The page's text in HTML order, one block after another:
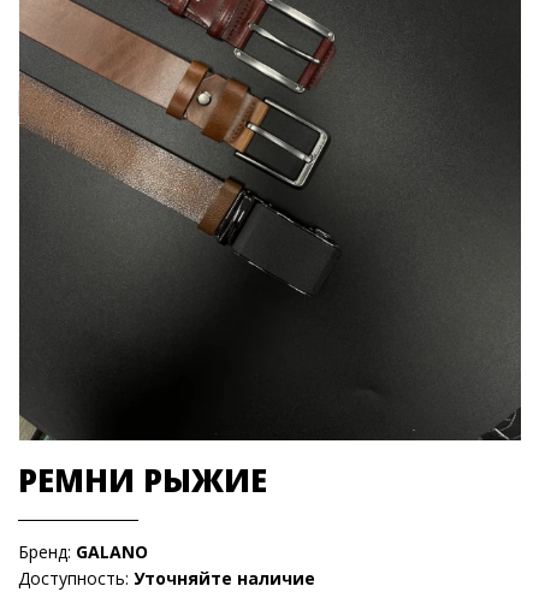
РЕМНИ РЫЖИЕ
Бренд: GALANO
Доступность: Уточняйте наличие